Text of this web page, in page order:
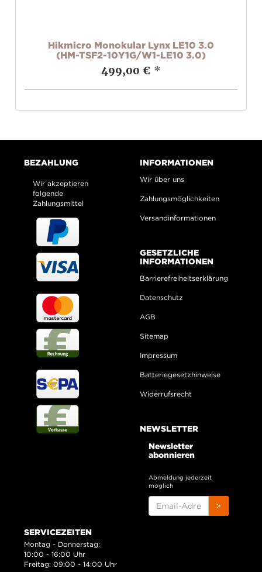
Hikmicro Monokular Lynx LE10 3.0
(HM-TSF2-10Y1G/W1-LE10 3.0)
499,00 € *
BEZAHLUNG
Wir akzeptieren
folgende
Zahlungsmittel
INFORMATIONEN
Wir über uns
Zahlungsmöglichkeiten
Versandinformationen
GESETZLICHE
INFORMATIONEN
Barrierefreiheitserklärung
Datenschutz
AGB
Sitemap
Impressum
Batteriegesetzhinweise
Widerrufsrecht
NEWSLETTER
Newsletter
abonnieren
Abmeldung jederzeit
möglich
EMAIL-
ADRESSE
>
SERVICEZEITEN
Montag - Donnerstag:
10:00 - 16:00 Uhr
Freitag: 09:00 - 14:00 Uhr